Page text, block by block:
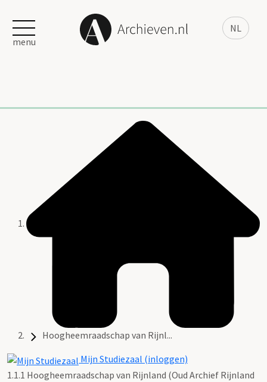
NL
menu
Hoogheemraadschap van Rijnl...
Mijn Studiezaal (inloggen)
1.1.1 Hoogheemraadschap van Rijnland (Oud Archief Rijnland